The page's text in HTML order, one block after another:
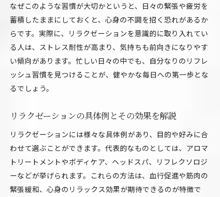
心身に合うリラクゼーションサービスの選び方
リラクゼーションとマッサージの違いを理解す
る
リラクゼーション予約サイト活用のコツ
ホットペッパービューティーで深い癒しを探す
ホットペッパービューティー活用で理想のリラクゼ
ホットペッパービューティーでリラクゼーショ
リラクゼーション予約アプリの賢い使い方とコ
ツ
なぜこのような習慣が大切かというと、日々の緊張や疲労を
蓄積したままにしておくと、心身の不調を招く恐れがあるか
らです。実際に、リラクゼーションを意識的に取り入れてい
る人は、ストレス耐性が高まり、気持ちも前向きになりやす
い傾向があります。忙しい日々の中でも、自分なりのリフレ
ッシュ習慣を見つけることが、健やかな毎日への第一歩とな
るでしょう。
リラクゼーションの具体例とその効果を解説
リラクゼーションには様々な具体例があり、目的や好みに合
わせて選ぶことができます。代表的なものとしては、アロマ
トリートメントやボディケア、ヘッドスパ、リフレクソロジ
ーなどが挙げられます。これらの方法は、血行促進や筋肉の
緊張緩和、心身のリラックス効果が期待できるのが特徴で